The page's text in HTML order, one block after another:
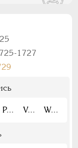
1727
P V W